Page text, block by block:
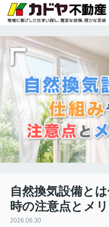
自然換気設備と
時の注意点とメ
2026.06.30